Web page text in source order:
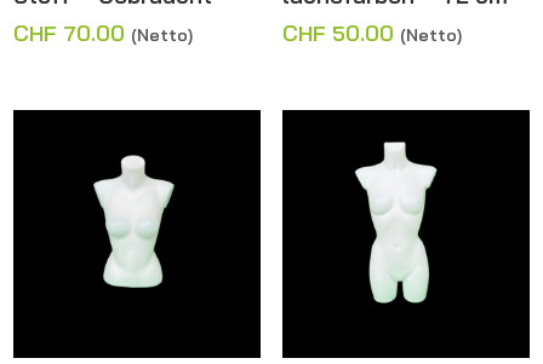
CHF 70.00 (Netto) CHF 50.00 (Netto)